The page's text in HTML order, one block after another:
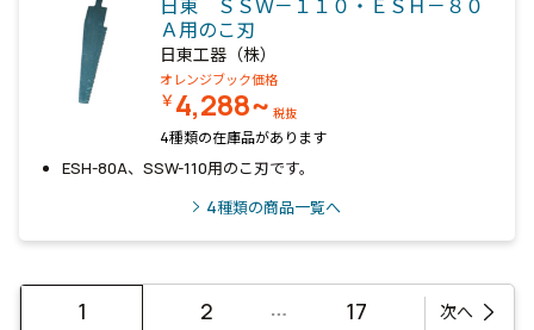
日東 ＳＳＷ－１１０・ＥＳＨ－８０
Ａ用のこ刃
日東工器（株）
オレンジブック価格
￥4,288~ 税抜
4種類の在庫品があります
ESH-80A、SSW-110用のこ刃です。
4種類の商品一覧へ
1 2 … 17 次へ